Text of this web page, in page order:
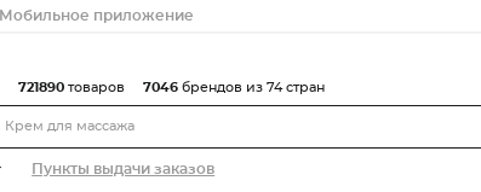
Мобильное приложение
Пункты выдачи заказов
721890 товаров 7046 брендов из 74 стран